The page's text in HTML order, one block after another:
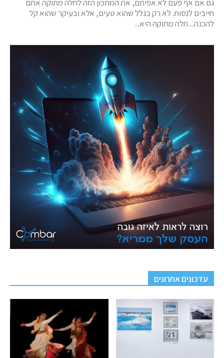
גם אם אף פעם לא אפיתם, את המתכון הזה לחלה מתוקה אתם
חייבים לנסות. לא רק בגלל שהוא טעים, אלא ובעיקר שהוא קל
להכנה... חלה מתוקה היא...
עדכונים אחרונים